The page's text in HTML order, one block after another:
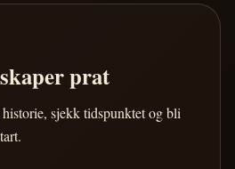
prat
sjekk tidspunktet og bli